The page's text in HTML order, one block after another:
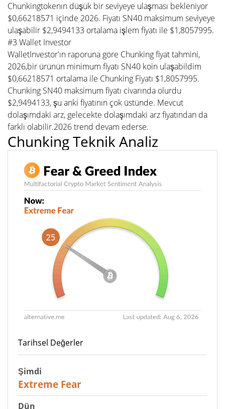
Chunkingtokenın düşük bir seviyeye ulaşması bekleniyor
$0,66218571 içinde 2026. Fiyatı SN40 maksimum seviyeye
ulaşabilir $2,9494133 ortalama işlem fiyatı ile $1,8057995.
#3 Wallet Investor
WalletInvestor'ın raporuna göre Chunking fiyat tahmini,
2026,bir ürünün minimum fiyatı SN40 koin ulaşabildim
$0,66218571 ortalama ile Chunking Fiyatı $1,8057995.
Chunking SN40 maksimum fiyatı civarında olurdu
$2,9494133, şu anki fiyatının çok üstünde. Mevcut
dolaşımdaki arz, gelecekte dolaşımdaki arz fiyatından da
farklı olabilir.2026 trend devam ederse.
Chunking Teknik Analiz
Tarihsel Değerler
Şimdi
Extreme Fear
Dün